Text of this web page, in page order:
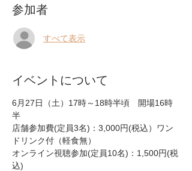
参加者
すべて表示
イベントについて
6月27日（土）17時～18時半頃　開場16時
半
店舗参加費(定員3名)：3,000円(税込）ワン
ドリンク付（軽食無）
オンライン視聴参加(定員10名)：1,500円(税
込)